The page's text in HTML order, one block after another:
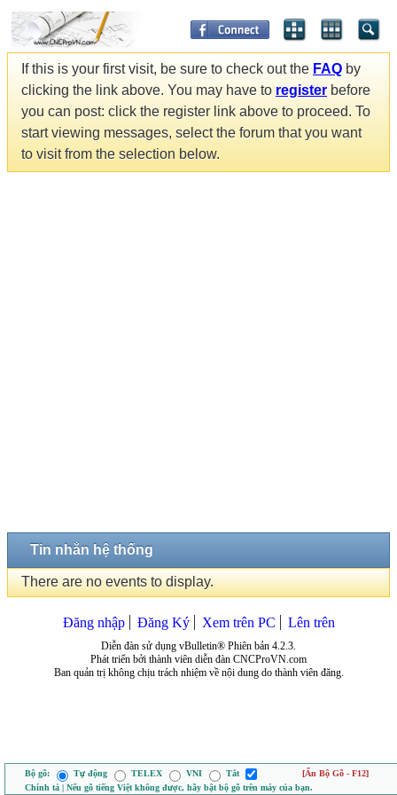
If this is your first visit, be sure to check out the FAQ by
clicking the link above. You may have to register before
you can post: click the register link above to proceed. To
start viewing messages, select the forum that you want
to visit from the selection below.
Tin nhắn hệ thống
There are no events to display.
Đăng nhập Đăng Ký Xem trên PC Lên trên
Diễn đàn sử dụng vBulletin® Phiên bản 4.2.3.
Phát triển bởi thành viên diễn đàn CNCProVN.com
Ban quản trị không chịu trách nhiệm về nội dung do thành viên đăng.
Bộ gõ: Tự động TELEX VNI Tắt
[Ẩn Bộ Gõ - F12]
Chính tả | Nếu gõ tiếng Việt không được, hãy bật bộ gõ trên máy của bạn.